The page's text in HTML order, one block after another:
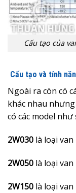
Cấu tạo của
Cấu tạo và tính
Ngoài ra còn có
khác nhau
có các model như
2W030 là loại
2W050 là loại
2W150 là loại